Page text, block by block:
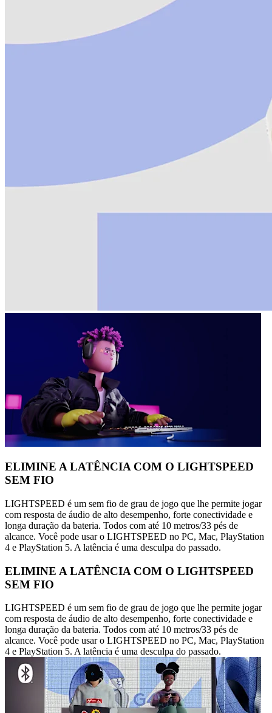
ELIMINE A LATÊNCIA COM O LIGHTSPEED
SEM FIO
LIGHTSPEED é um sem fio de grau de jogo que lhe permite jogar
com resposta de áudio de alto desempenho, forte conectividade e
longa duração da bateria. Todos com até 10 metros/33 pés de
alcance. Você pode usar o LIGHTSPEED no PC, Mac, PlayStation
4 e PlayStation 5. A latência é uma desculpa do passado.
ELIMINE A LATÊNCIA COM O LIGHTSPEED
SEM FIO
LIGHTSPEED é um sem fio de grau de jogo que lhe permite jogar
com resposta de áudio de alto desempenho, forte conectividade e
longa duração da bateria. Todos com até 10 metros/33 pés de
alcance. Você pode usar o LIGHTSPEED no PC, Mac, PlayStation
4 e PlayStation 5. A latência é uma desculpa do passado.